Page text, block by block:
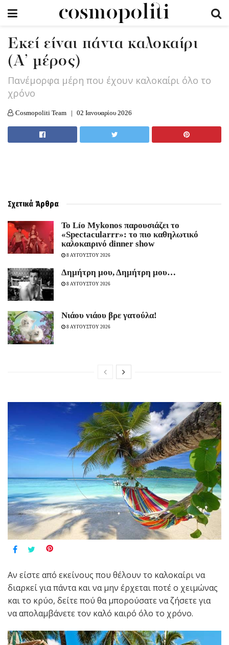
Εκεί είναι πάντα καλοκαίρι
(Α’ μέρος)
Πανέμορφα μέρη που έχουν καλοκαίρι όλο το
χρόνο
Cosmopoliti Team 02 Ιανουαρίου 2026
Σχετικά Άρθρα
Το Lío Mykonos παρουσιάζει το
«Spectacularrr»: το πιο καθηλωτικό
καλοκαιρινό dinner show
8 ΑΥΓΟΥΣΤΟΥ 2026
Δημήτρη μου, Δημήτρη μου…
8 ΑΥΓΟΥΣΤΟΥ 2026
Νιάου νιάου βρε γατούλα!
8 ΑΥΓΟΥΣΤΟΥ 2026
Aν είστε από εκείνους που θέλουν το καλοκαίρι να
διαρκεί για πάντα και να μην έρχεται ποτέ ο χειμώνας
και το κρύο, δείτε πού θα μπορούσατε να ζήσετε για
να απολαμβάνετε τον καλό καιρό όλο το χρόνο.